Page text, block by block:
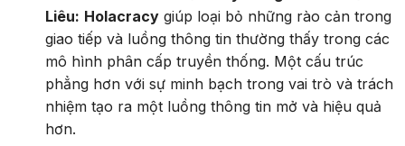
Liêu: Holacracy giúp loại bỏ những rào cản trong
giao tiếp và luồng thông tin thường thấy trong các
mô hình phân cấp truyền thống. Một cấu trúc
phẳng hơn với sự minh bạch trong vai trò và trách
nhiệm tạo ra một luồng thông tin mở và hiệu quả
hơn.